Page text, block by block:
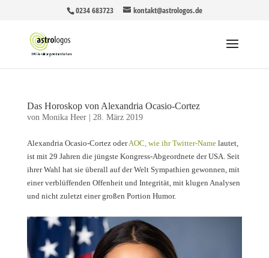
0234 683723 kontakt@astrologos.de
Das Horoskop von Alexandria Ocasio-Cortez
von Monika Heer| 28. März 2019
Alexandria Ocasio-Cortez oderAOC, wie ihr Twitter-Namelautet,
ist mit 29 Jahren die jüngste Kongress-Abgeordnete der USA. Seit
ihrer Wahl hat sie überall auf der Welt Sympathien gewonnen, mit
einer verblüffenden Offenheit und Integrität, mit klugen Analysen
und nicht zuletzt einer großen Portion Humor.